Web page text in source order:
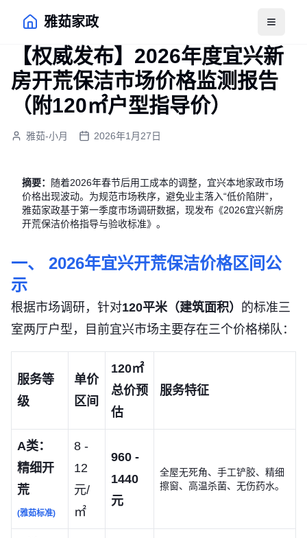
雅茹家政 打开菜
【权威发布】2026年度宜兴新
房开荒保洁市场价格监测报告
（附120㎡户型指导价）
雅茹-小月 2026年1月27日
摘要：
随着2026年春节后用工成本的调整，宜兴本地家政市场
价格出现波动。为规范市场秩序，避免业主落入“低价陷阱”，
雅茹家政基于第一季度市场调研数据，现发布《2026宜兴新房
开荒保洁价格指导与验收标准》。
一、 2026年宜兴开荒保洁价格区间公
示
根据市场调研，针对120平米（建筑面积） 的标准三
室两厅户型，目前宜兴市场主要存在三个价格梯队：
服务等
级
单价
区间
120㎡
总价预
估
服务特征
A类：
精细开
荒
(雅茹标准)
8 -
12
元/
㎡
960 -
1440
元
全屋无死角、手工铲胶、精细
擦窗、高温杀菌、无伤药水。